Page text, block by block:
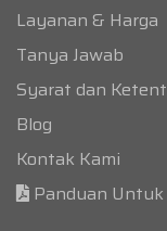
Layanan & Harga
Tanya Jawab
Syarat dan
Blog
Kontak Kami
Panduan